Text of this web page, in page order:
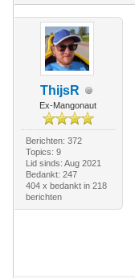
ThijsR
Ex-Mangonaut
Berichten: 372
Topics: 9
Lid sinds: Aug 2021
Bedankt: 247
404 x bedankt in 218
berichten